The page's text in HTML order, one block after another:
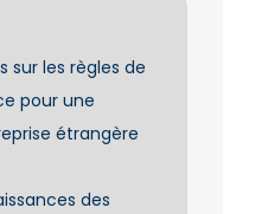
sur les règles de
pour une
étrangère
des